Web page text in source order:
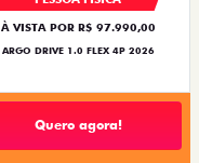
À VISTA POR R$ 97.990,00
ARGO DRIVE 1.0 FLEX 4P 2026
Quero agora!